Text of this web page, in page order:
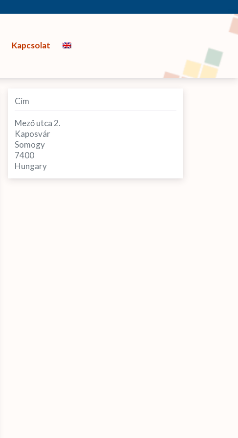
Kapcsolat
Cím
Mező utca 2.
Kaposvár
Somogy
7400
Hungary